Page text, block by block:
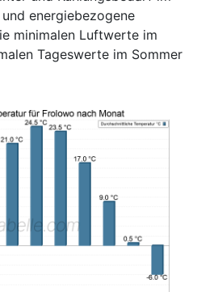
energiebezogene
minimalen Luftwerte im
Tageswerte im Sommer